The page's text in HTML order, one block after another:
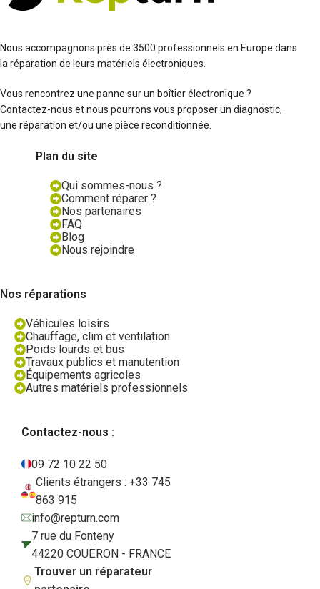
Nous accompagnons près de 3500 professionnels en Europe dans
la réparation de leurs matériels électroniques.
Vous rencontrez une panne sur un boîtier électronique ?
Contactez-nous et nous pourrons vous proposer un diagnostic,
une réparation et/ou une pièce reconditionnée.
Plan du site
Qui sommes-nous ?
Comment réparer ?
Nos partenaires
FAQ
Blog
Nous rejoindre
Nos réparations
Véhicules loisirs
Chauffage, clim et ventilation
Poids lourds et bus
Travaux publics et manutention
Équipements agricoles
Autres matériels professionnels
Contactez-nous :
09 72 10 22 50
Clients étrangers : +33 745
863 915
info@repturn.com
7 rue du Fonteny
44220 COUËRON - FRANCE
Trouver un réparateur